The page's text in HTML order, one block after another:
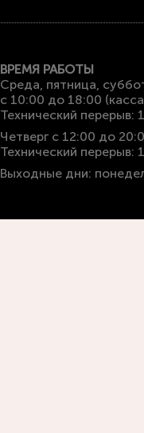
ВРЕМЯ РАБОТЫ
Среда, пятница,
с 10:00 до 18:00
Технический перерыв:
Четверг с 12:00 до
Технический перерыв:
Выходные дни: